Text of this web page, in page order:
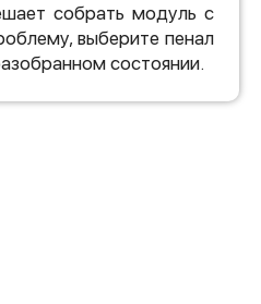
собрать модуль с
выберите пенал
состоянии.